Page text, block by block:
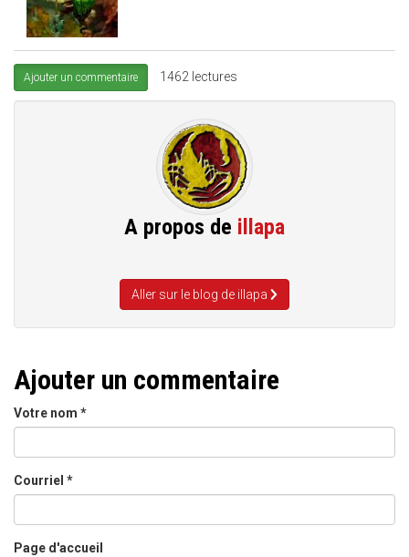
Ajouter un commentaire 1462 lectures
A propos de illapa
Aller sur le blog de illapa
Ajouter un commentaire
Votre nom *
Courriel *
Page d'accueil